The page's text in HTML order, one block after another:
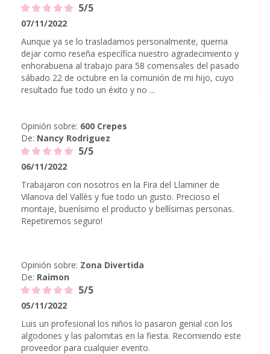
5/5
07/11/2022
Aunque ya se lo trasladamos personalmente, querria
dejar como reseña específica nuestro agradecimiento y
enhorabuena al trabajo para 58 comensales del pasado
sábado 22 de octubre en la comunión de mi hijo, cuyo
resultado fue todo un éxito y no ...
Opinión sobre: 600 Crepes
De: Nancy Rodriguez
5/5
06/11/2022
Trabajaron con nosotros en la Fira del Llaminer de
Vilanova del Vallès y fue todo un gusto. Precioso el
montaje, buenísimo el producto y bellísimas personas.
Repetiremos seguro!
Opinión sobre: Zona Divertida
De: Raimon
5/5
05/11/2022
Luis un profesional los niños lo pasaron genial con los
algodones y las palomitas en la fiesta. Recomiendo este
proveedor para cualquier evento.